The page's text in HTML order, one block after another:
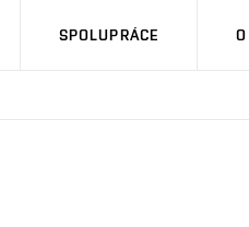
SPOLUPRÁCE